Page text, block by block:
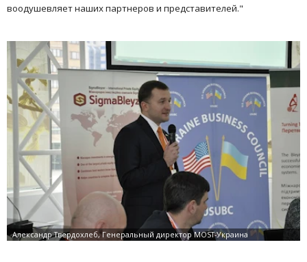
воодушевляет наших партнеров и представителей."